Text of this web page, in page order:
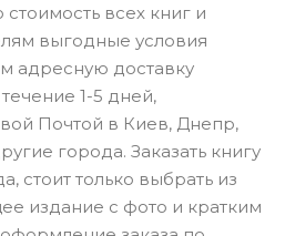
всех книг и
выгодные условия
адресную доставку
1-5 дней,
Почтой в Киев, Днепр,
города. Заказать книгу
стоит только выбрать из
издание с фото и кратким